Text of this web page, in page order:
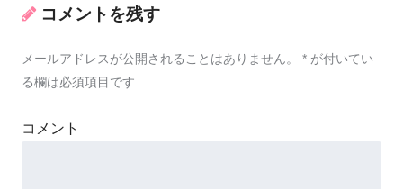
コメントを残す
メールアドレスが公開されることはありません。 * が付いてい
る欄は必須項目です
コメント